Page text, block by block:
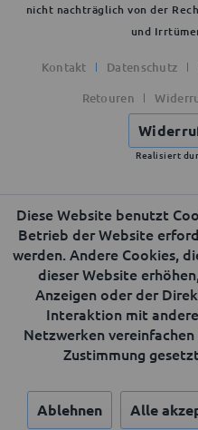
nicht nachträglich von der
und
Kontakt Datenschutz
Retouren
Realisiert
Diese Website benutzt
Betrieb der Website
werden. Andere Cookies,
dieser Website
Anzeigen oder der
Interaktion mit
Netzwerken
Zustimmung
Ablehnen Alle